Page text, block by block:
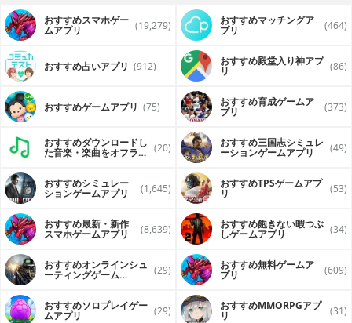
おすすめスマホゲー
ムアプリ (19,279) おすすめマッチングア
プリ (464)
おすすめ占いアプリ (912) おすすめ殿堂入り神アプ
リ (86)
おすすめゲームアプリ (75) おすすめ育成ゲームア
プリ (373)
おすすめダウンロードし
た音楽・楽曲をオフライ (20) おすすめ三国志シミュレ
ーションゲームアプリ (49)
おすすめシミュレー
ションゲームアプリ (1,645) おすすめTPSゲームアプ
リ (53)
おすすめ最新・新作
スマホゲームアプリ (8,639) おすすめ飽きない暇つぶ
しゲームアプリ (34)
おすすめオンラインシュ
ーティングゲーム (29) おすすめ無料ゲームア
プリ (609)
おすすめソロプレイゲー
ムアプリ (29) おすすめ MMORPGアプ
リ (31)